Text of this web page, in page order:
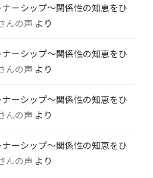
ーシップ〜関係性の知恵をひ
んの声 より
ーシップ〜関係性の知恵をひ
んの声 より
ーシップ〜関係性の知恵をひ
んの声 より
ーシップ〜関係性の知恵をひ
んの声 より